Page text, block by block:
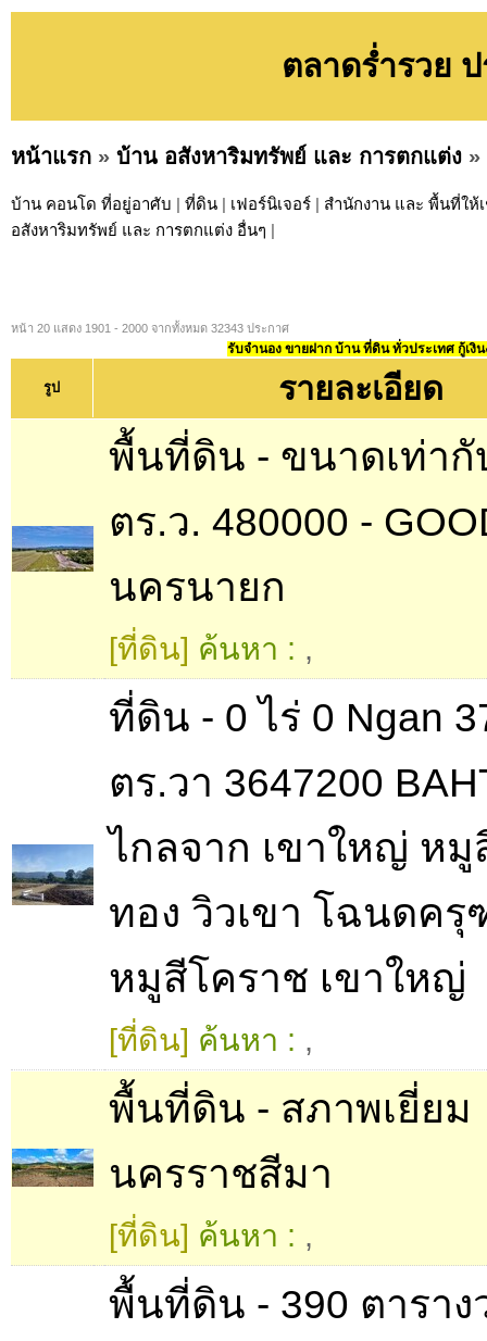
ตลาดร่ำรวย
หน้าแรก » บ้าน อสังหาริมทรัพย์ และ การตกแต่ง »
บ้าน คอนโด ที่อยู่อาศับ | ที่ดิน | เฟอร์นิเจอร์ | สำนักงาน และ พื้นที่ให้
อสังหาริมทรัพย์ และ การตกแต่ง อื่นๆ |
หน้า 20 แสดง 1901 - 2000 จากทั้งหมด 32343 ประกาศ
รับจำนอง ขายฝาก บ้าน ที่ดิน ทั่วประเทศ กู้เงิ
รูป รายละเอียด
พื้นที่ดิน - ขนาดเท่ากั
ตร.ว. 480000 -
นครนายก
[ที่ดิน] ค้นหา : ,
ที่ดิน - 0 ไร่ 0 Ngan
ตร.วา 3647200
ไกลจาก เขาใหญ่ หมู
ทอง วิวเขา โฉนดครุ
หมูสีโคราช เขาใหญ่
[ที่ดิน] ค้นหา : ,
พื้นที่ดิน - สภาพเยี่ยม
นครราชสีมา
[ที่ดิน] ค้นหา : ,
พื้นที่ดิน - 390 ตาราง